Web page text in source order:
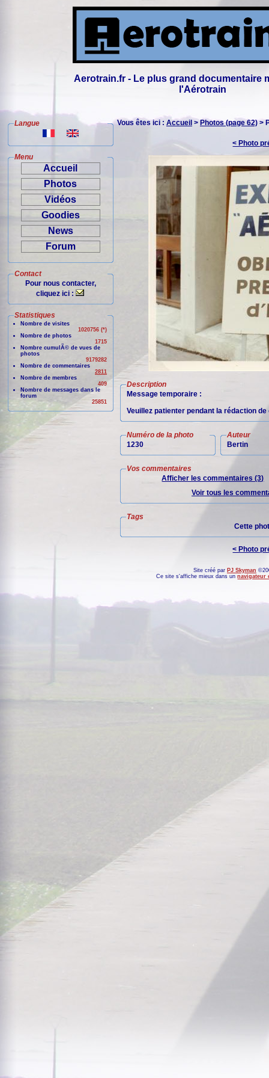
Aerotrain.fr - Le plus grand documentaire
l'Aérotrain
Langue
Menu
Accueil
Photos
Vidéos
Goodies
News
Forum
Contact
Pour nous contacter,
cliquez ici :
Statistiques
Nombre de visites
1020756 (*)
Nombre de photos
1715
Nombre cumulÃ© de vues de
photos
9179282
Nombre de commentaires
2811
Nombre de membres
409
Nombre de messages dans le
forum
25851
Vous êtes ici : Accueil > Photos (page 62) >
< Photo
Description
Message temporaire :
Veuillez patienter pendant la rédaction
Numéro de la photo
1230
Auteur
Bertin
Vos commentaires
Afficher les commentaires (3)
Voir tous les
Tags
Cette
< Photo
Site créé par PJ Skyman
Ce site s'affiche mieux dans unnavigateur